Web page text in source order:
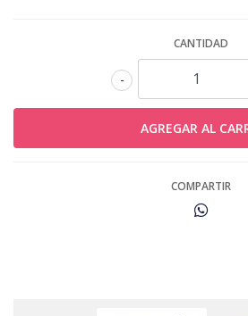
CANTIDAD
-
COMPARTIR